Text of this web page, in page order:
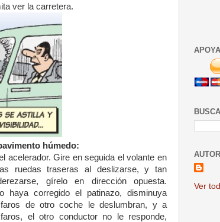
ver la carretera.
húmedo:
acelerador. Gire en seguida el volante en
las ruedas traseras al deslizarse, y tan
gírelo en dirección opuesta.
haya corregido el patinazo, disminuya
de otro coche
le deslumbran, y a
el otro conductor no le responde,
Ver